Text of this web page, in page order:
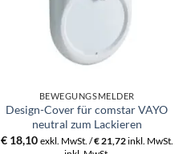
BEWEGUNGSMELDER
Design-Cover für comstar VAYO
neutral zum Lackieren
€18,10 exkl. MwSt. /€21,72inkl. MwSt.